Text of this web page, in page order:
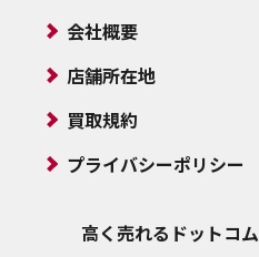
会社概要
店舗所在地
買取規約
プライバシーポリシー
高く売れるドットコム